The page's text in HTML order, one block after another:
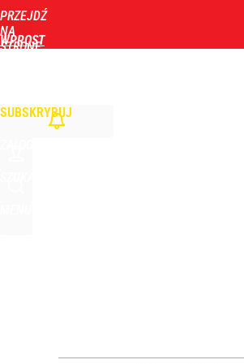
PRZEJDŹ
NA
STRONĘ
WPROST
SUBSKRYBUJ
10